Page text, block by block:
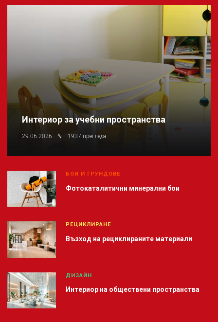
Интериор за учебни пространства
29.06.2026 1937 прегледа
БОИ И ГРУНДОВЕ
Фотокаталитични минерални бои
РЕЦИКЛИРАНЕ
Възход на рециклираните материали
ДИЗАЙН
Интериор на обществени пространства